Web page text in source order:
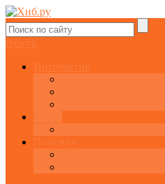
fbtw vk
Интерактив
Полезное